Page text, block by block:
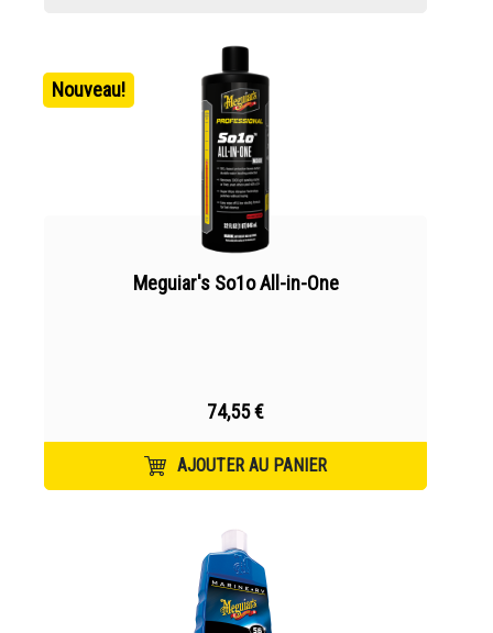
Nouveau!
Meguiar's So1o All-in-One
74,55 €
AJOUTER AU PANIER